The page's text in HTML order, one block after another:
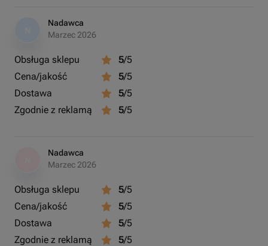
Nadawca
Marzec 2026
Obsługa sklepu 5/5
Cena/jakość
5/5
Dostawa
5/5
Zgodnie z reklamą
5/5
Nadawca
Marzec 2026
Obsługa sklepu 5/5
Cena/jakość
5/5
Dostawa
5/5
Zgodnie z reklamą
5/5